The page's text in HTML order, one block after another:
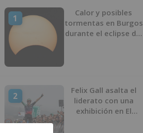
1
Calor y posibles
tormentas en Burgos
durante el eclipse del
2
Felix Gall asalta el
liderato con una
exhibición en El